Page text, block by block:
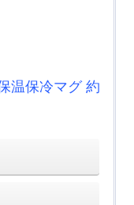
温保冷マグ 約